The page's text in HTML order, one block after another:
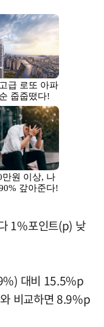
1%포인트(p) 낮
대비 15.5%p
비교하면 8.9%p